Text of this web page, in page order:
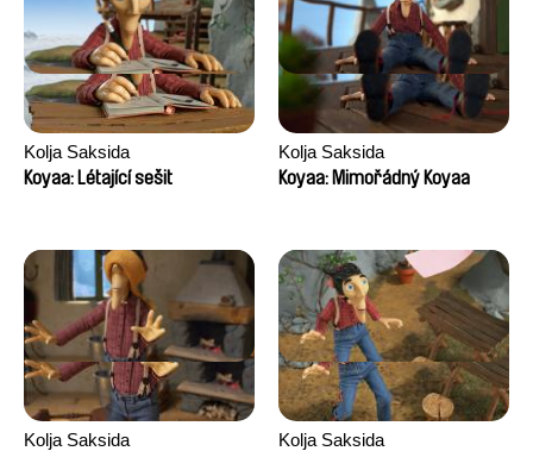
Kolja Saksida
Koyaa: Létající sešit
Kolja Saksida
Koyaa: Mimořádný Koyaa
Kolja Saksida
Kolja Saksida